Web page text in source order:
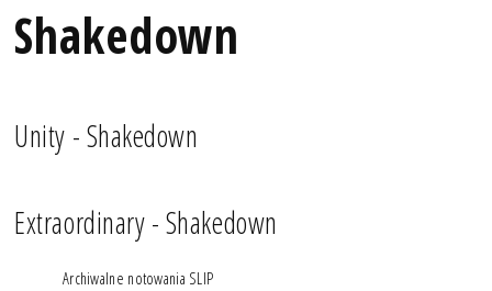
Shakedown
Unity - Shakedown
Extraordinary - Shakedown
Archiwalne notowania SLIP